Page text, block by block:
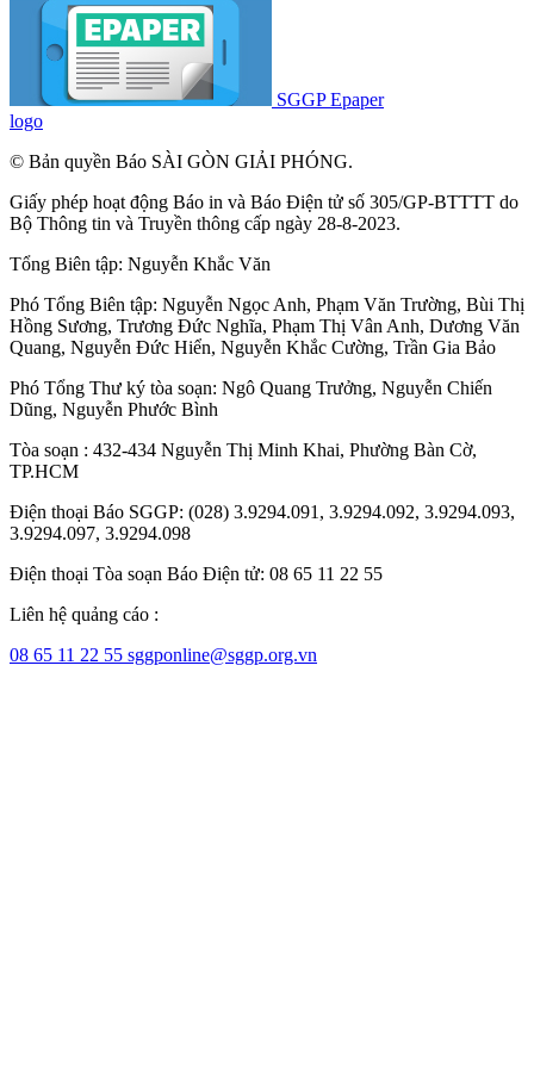
SGGP Epaper
logo
© Bản quyền Báo SÀI GÒN GIẢI PHÓNG.
Giấy phép hoạt động Báo in và Báo Điện tử số 305/GP-BTTTT do
Bộ Thông tin và Truyền thông cấp ngày 28-8-2023.
Tổng Biên tập: Nguyễn Khắc Văn
Phó Tổng Biên tập: Nguyễn Ngọc Anh, Phạm Văn Trường, Bùi Thị
Hồng Sương, Trương Đức Nghĩa, Phạm Thị Vân Anh, Dương Văn
Quang, Nguyễn Đức Hiển, Nguyễn Khắc Cường, Trần Gia Bảo
Phó Tổng Thư ký tòa soạn: Ngô Quang Trưởng, Nguyễn Chiến
Dũng, Nguyễn Phước Bình
Tòa soạn : 432-434 Nguyễn Thị Minh Khai, Phường Bàn Cờ,
TP.HCM
Điện thoại Báo SGGP: (028) 3.9294.091, 3.9294.092, 3.9294.093,
3.9294.097, 3.9294.098
Điện thoại Tòa soạn Báo Điện tử: 08 65 11 22 55
Liên hệ quảng cáo :
08 65 11 22 55 sggponline@sggp.org.vn